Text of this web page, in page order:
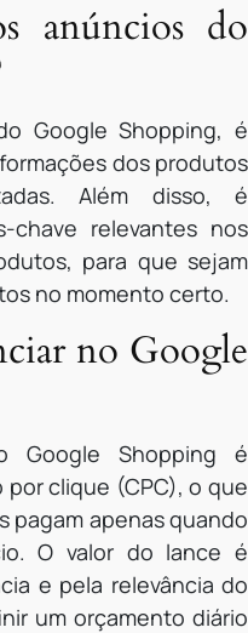
anúncios do
Google Shopping, é
dos produtos
Além disso, é
chave relevantes nos
para que sejam
no momento certo.
no Google
Google Shopping é
clique (CPC), o que
pagam apenas quando
O valor do lance é
e pela relevância do
um orçamento diário